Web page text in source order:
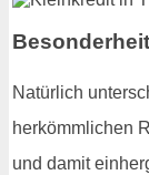
Natürlich
herkömmlichen
und damit